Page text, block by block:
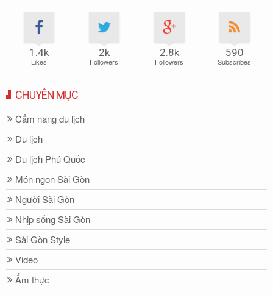
1.4k
Likes
2k
Followers
2.8k
Followers
590
Subscribes
CHUYÊN MỤC
Cẩm nang du lịch
Du lịch
Du lịch Phú Quốc
Món ngon Sài Gòn
Người Sài Gòn
Nhịp sống Sài Gòn
Sài Gòn Style
Video
Ẩm thực